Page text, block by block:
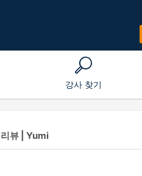
강사 찾기
뷰 | Yumi